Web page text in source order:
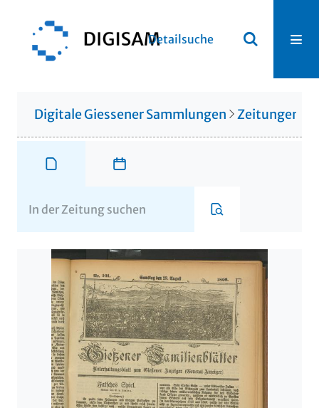
Detailsuche
Digitale Giessener Sammlungen Zeitungen